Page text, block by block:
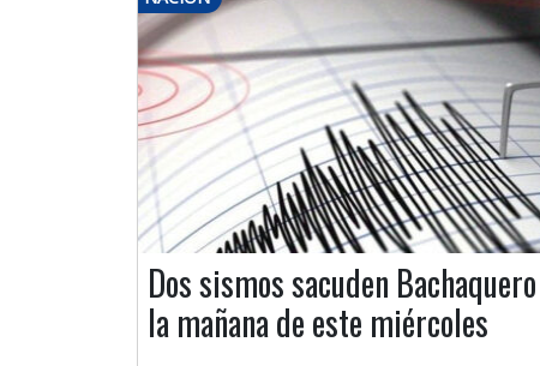
Dos sismos sacuden Bachaquero
la mañana de este miércoles